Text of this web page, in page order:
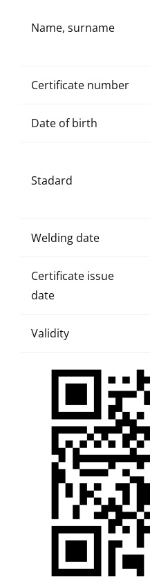
Name, surname
Certificate number
Date of birth
Stadard
Welding date
Certificate issue
date
Validity